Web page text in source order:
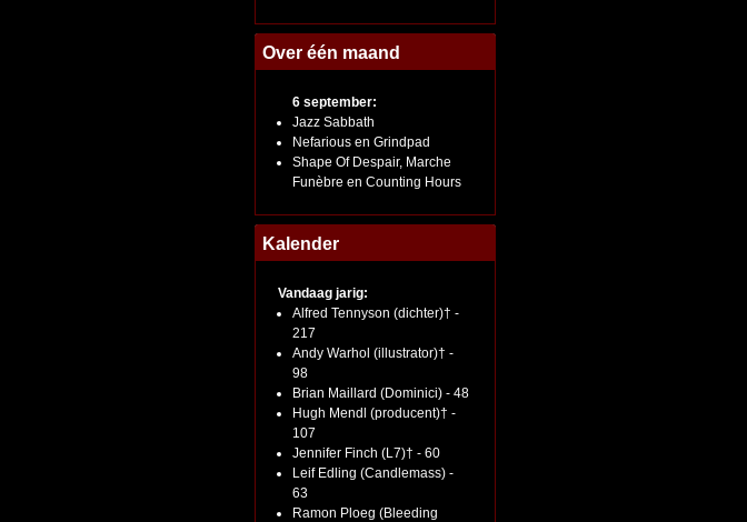
Over één maand
6 september:
Jazz Sabbath
Nefarious en Grindpad
Shape Of Despair, Marche
Funèbre en Counting Hours
Kalender
Vandaag jarig:
Alfred Tennyson (dichter)† -
217
Andy Warhol (illustrator)† -
98
Brian Maillard (Dominici) - 48
Hugh Mendl (producent)† -
107
Jennifer Finch (L7)† - 60
Leif Edling (Candlemass) -
63
Ramon Ploeg (Bleeding